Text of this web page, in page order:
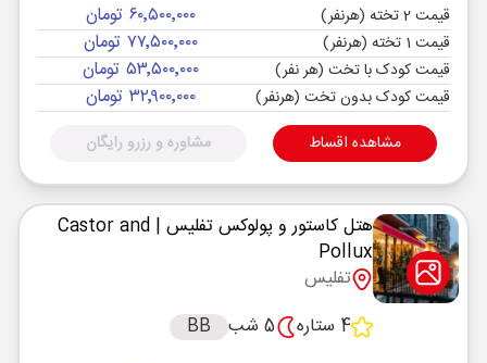
قیمت 2 تخته (هرنفر) ۶۰٬۵۰۰٬۰۰۰ تومان
قیمت 1 تخته (هرنفر) ۷۷٬۵۰۰٬۰۰۰ تومان
قیمت کودک با تخت (هر نفر) ۵۳٬۵۰۰٬۰۰۰ تومان
قیمت کودک بدون تخت (هرنفر) ۳۲٬۹۰۰٬۰۰۰ تومان
مشاهده اقساط مشاوره و رزرو رایگان
هتل کاستور و پولوکس تفلیس | Castor and
Pollux
تفلیس
4 ستاره
5 شب BB